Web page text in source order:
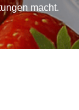
macht.